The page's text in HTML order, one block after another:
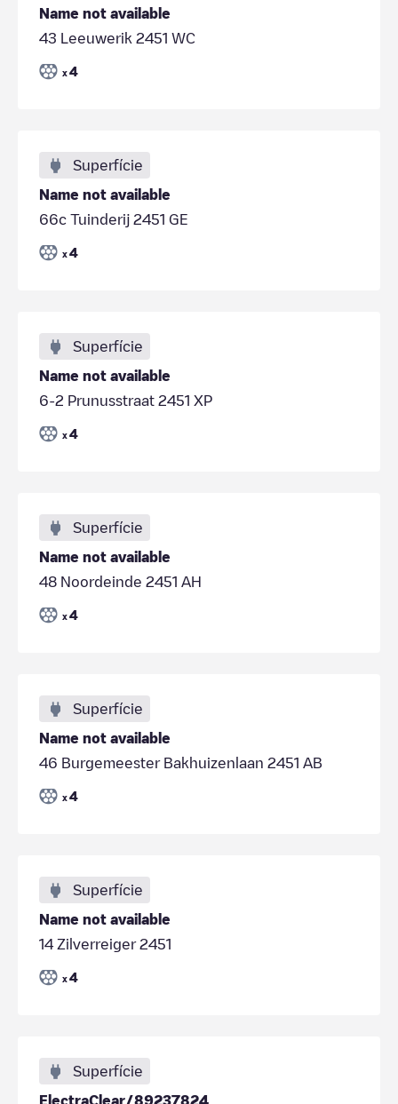
Name not available
43 Leeuwerik 2451 WC
x 4
Superfície
Name not available
66c Tuinderij 2451 GE
x 4
Superfície
Name not available
6-2 Prunusstraat 2451 XP
x 4
Superfície
Name not available
48 Noordeinde 2451 AH
x 4
Superfície
Name not available
46 Burgemeester Bakhuizenlaan 2451 AB
x 4
Superfície
Name not available
14 Zilverreiger 2451
x 4
Superfície
ElectraClear/89237824